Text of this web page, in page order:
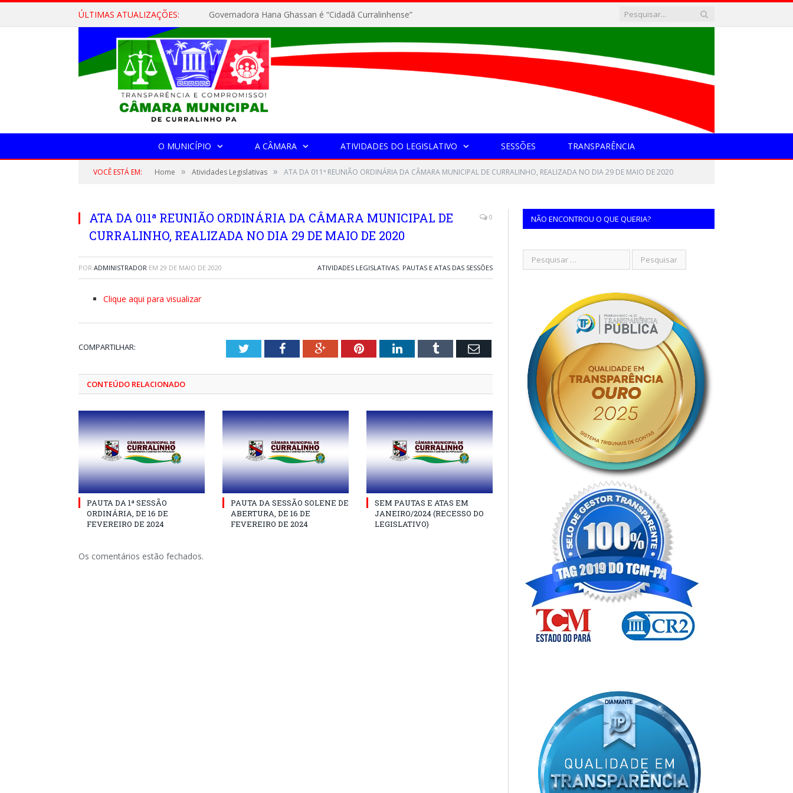
ÚLTIMAS ATUALIZAÇÕES: Governadora Hana Ghassan é “Cidadã Curralinhense”
O MUNICÍPIO A CÂMARA ATIVIDADES DO LEGISLATIVO SESSÕES TRANSPARÊNCIA
VOCÊ ESTÁ EM: Home » Atividades Legislativas » ATA DA 011ª REUNIÃO ORDINÁRIA DA CÂMARA MUNICIPAL DE CURRALINHO, REALIZADA NO DIA 29 DE MAIO DE 2020
ATA DA 011ª REUNIÃO ORDINÁRIA DA CÂMARA MUNICIPAL DE
CURRALINHO, REALIZADA NO DIA 29 DE MAIO DE 2020
0
POR ADMINISTRADOR EM 29 DE MAIO DE 2020 ATIVIDADES LEGISLATIVAS, PAUTAS E ATAS DAS SESSÕES
Clique aqui para visualizar
COMPARTILHAR: TwitterFacebookGoogle+PinterestLinkedInTumblr Email
CONTEÚDO RELACIONADO
PAUTA DA 1ª SESSÃO
ORDINÁRIA, DE 16 DE
FEVEREIRO DE 2024
PAUTA DA SESSÃO SOLENE DE
ABERTURA, DE 16 DE
FEVEREIRO DE 2024
SEM PAUTAS E ATAS EM
JANEIRO/2024 (RECESSO DO
LEGISLATIVO)
Os comentários estão fechados.
NÃO ENCONTROU O QUE QUERIA?